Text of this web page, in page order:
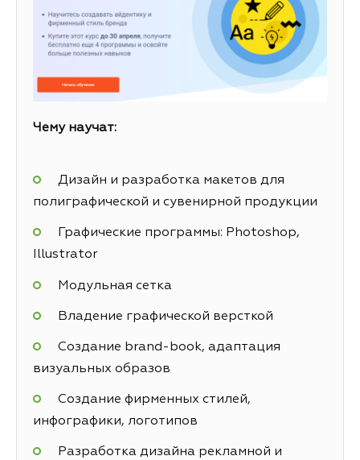
Чему научат:
Дизайн и разработка макетов для
полиграфической и сувенирной продукции
Графические программы: Photoshop,
Illustrator
Модульная сетка
Владение графической версткой
Создание brand-book, адаптация
визуальных образов
Создание фирменных стилей,
инфографики, логотипов
Разработка дизайна рекламной и